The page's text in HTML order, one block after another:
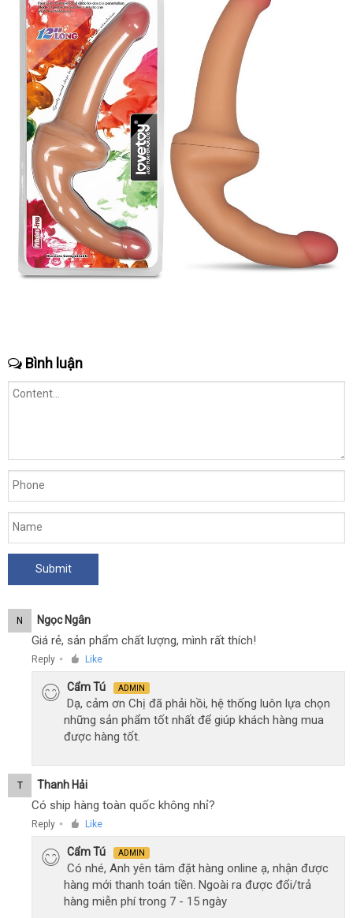
Bình luận
N Ngọc Ngân
Giá rẻ, sản phẩm chất lượng, mình rất thích!
Reply ● Like
Cẩm Tú ADMIN
Dạ, cảm ơn Chị đã phải hồi, hệ thống luôn lựa chọn
những sản phẩm tốt nhất để giúp khách hàng mua
được hàng tốt.
T Thanh Hải
Có ship hàng toàn quốc không nhỉ?
Reply ● Like
Cẩm Tú ADMIN
Có nhé, Anh yên tâm đặt hàng online ạ, nhận được
hàng mới thanh toán tiền. Ngoài ra được đổi/trả
hàng miễn phí trong 7 - 15 ngày